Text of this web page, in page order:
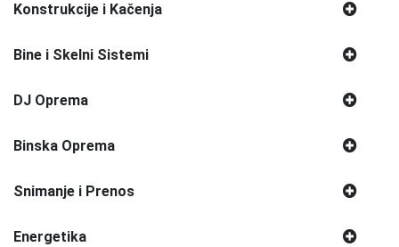
Konstrukcije i Kačenja
Bine i Skelni Sistemi
DJ Oprema
Binska Oprema
Snimanje i Prenos
Energetika